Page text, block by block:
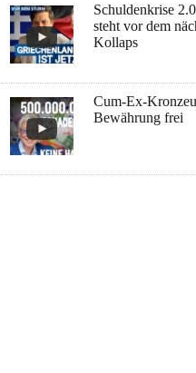
Schuldenkrise
steht vor dem
Kollaps
Cum-Ex-
Bewährung frei